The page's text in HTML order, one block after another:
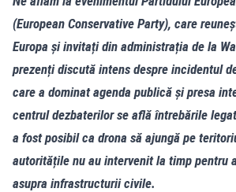
(European Conservative Party), care
Europa și invitați din administrația de la
prezenți discută intens despre incidentul
care a dominat agenda publică și presa
centrul dezbaterilor se află întrebările
a fost posibil ca drona să ajungă pe
autoritățile nu au intervenit la timp pentru
asupra infrastructurii civile.